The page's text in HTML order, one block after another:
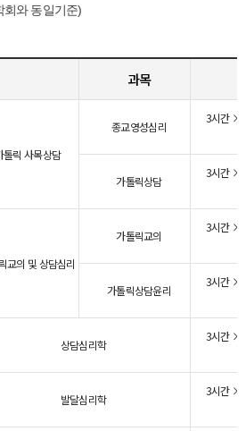
회와 동일기준)
과목
톨릭 사목상담
종교영성심리
3시간 ×
가톨릭상담
3시간 ×
교의 및 상담심리
가톨릭교의
3시간 ×
가톨릭상담윤리
3시간 ×
상담심리학
3시간 ×
발달심리학
3시간 ×